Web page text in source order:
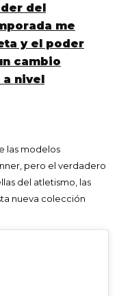
del
me
y el poder
cambio
nivel
las modelos
pero el verdadero
del atletismo, las
nueva colección